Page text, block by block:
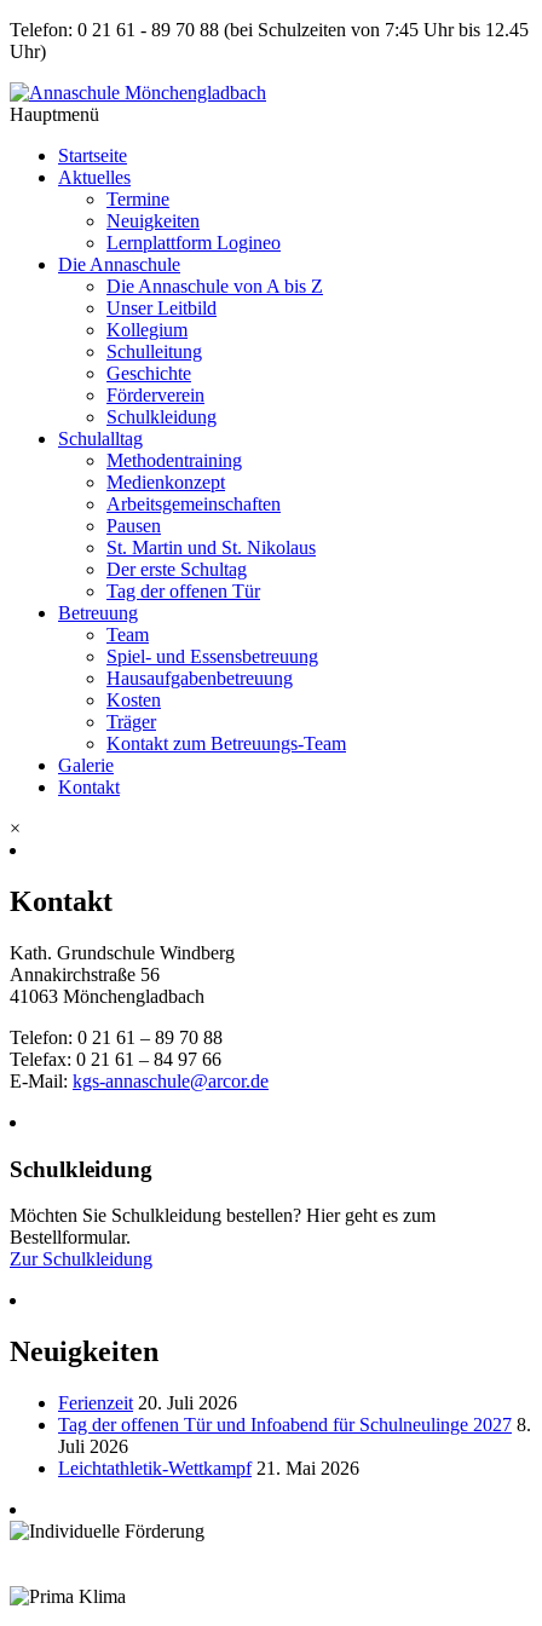
Telefon: 0 21 61 - 89 70 88 (bei Schulzeiten von 7:45 Uhr bis 12.45
Uhr)
Hauptmenü
Startseite
Aktuelles
Termine
Neuigkeiten
Lernplattform Logineo
Die Annaschule
Die Annaschule von A bis Z
Unser Leitbild
Kollegium
Schulleitung
Geschichte
Förderverein
Schulkleidung
Schulalltag
Methodentraining
Medienkonzept
Arbeitsgemeinschaften
Pausen
St. Martin und St. Nikolaus
Der erste Schultag
Tag der offenen Tür
Betreuung
Team
Spiel- und Essensbetreuung
Hausaufgabenbetreuung
Kosten
Träger
Kontakt zum Betreuungs-Team
Galerie
Kontakt
×
Kontakt
Kath. Grundschule Windberg
Annakirchstraße 56
41063 Mönchengladbach
Telefon: 0 21 61 – 89 70 88
Telefax: 0 21 61 – 84 97 66
E-Mail: kgs-annaschule@arcor.de
Schulkleidung
Möchten Sie Schulkleidung bestellen? Hier geht es zum
Bestellformular.
Zur Schulkleidung
Neuigkeiten
Ferienzeit 20. Juli 2026
Tag der offenen Tür und Infoabend für Schulneulinge 2027 8.
Juli 2026
Leichtathletik-Wettkampf 21. Mai 2026